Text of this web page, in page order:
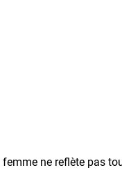
femme ne reflète pas